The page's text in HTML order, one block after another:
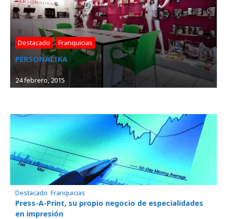
Destacado , Franquicias
PERSONÁLIKA
24 febrero, 2015
Destacado Franquicias
Press-A-Print, su propio negocio de especialidades
en impresión